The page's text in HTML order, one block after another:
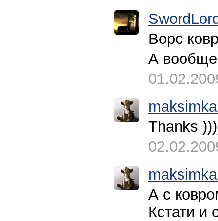
Ворс
А вообще
Thanks
А с
Кстати и